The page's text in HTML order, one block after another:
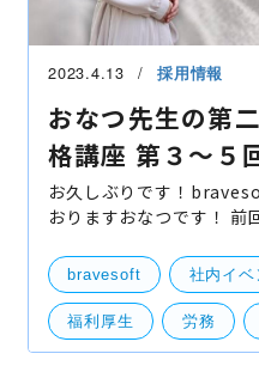
2023.4.13 採用情報
おなつ先生の第
格講座 第３〜５
お久しぶりです！
おりますおなつです！
目指していることをお伝
今回
bravesoft 社内イベ
福利厚生 労務